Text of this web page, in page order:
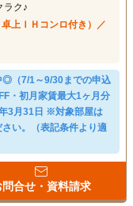
ラク♪
上ＩＨコンロ付き）／
（7/1～9/30までの申込
・初月家賃最大1ヶ月分
3月31日 ※対象部屋は
さい。（表記条件より適
問合せ・資料請求